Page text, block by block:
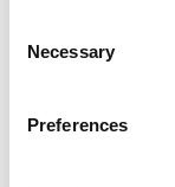
Selection
Necessary
Preferences